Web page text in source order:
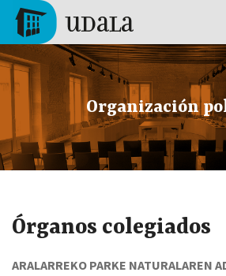
Pasar al contenido principal
Tolosa
Organización
Órganos colegiados
ARALARREKO PARKE NATURALAREN